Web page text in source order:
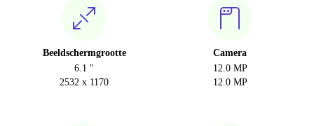
Beeldschermgrootte
6.1 "
2532 x 1170
Camera
12.0 MP
12.0 MP